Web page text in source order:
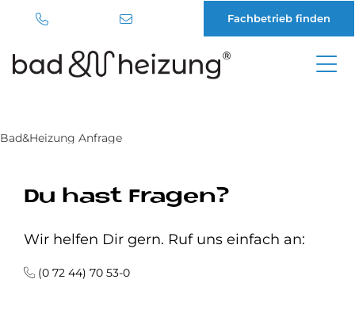
Fachbetrieb finden
Bad&Heizung Anfrage
Du hast Fragen?
Wir helfen Dir gern. Ruf uns einfach an:
(0 72 44) 70 53-0